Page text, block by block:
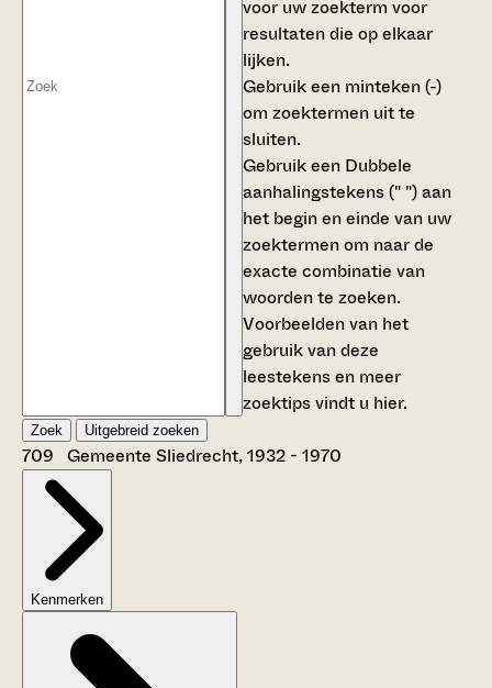
voor uw zoekterm voor
resultaten die op elkaar
lijken.
Gebruik een minteken (-)
om zoektermen uit te
sluiten.
Gebruik een Dubbele
aanhalingstekens (" ")aan
het begin en einde van uw
zoektermen om naar de
exacte combinatie van
woorden te zoeken.
Voorbeelden van het
gebruik van deze
leestekens en meer
zoektips vindt u hier.
Zoek Uitgebreid zoeken
709 Gemeente Sliedrecht, 1932 - 1970
Kenmerken